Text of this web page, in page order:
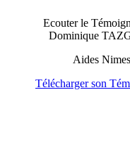
Ecouter le
Dominique
Aides Nimes
Télécharger son